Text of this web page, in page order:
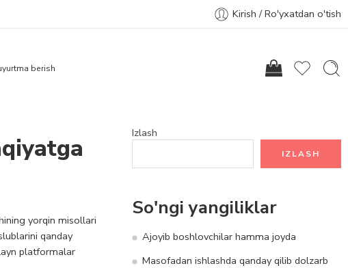
Kirish / Ro'yxatdan o'tish
berish
yorqin misollari
qanday
platformalar
Izlash
IZLASH
So'ngi yangiliklar
Ajoyib boshlovchilar hamma joyda
Masofadan ishlashda qanday qilib dolzarb